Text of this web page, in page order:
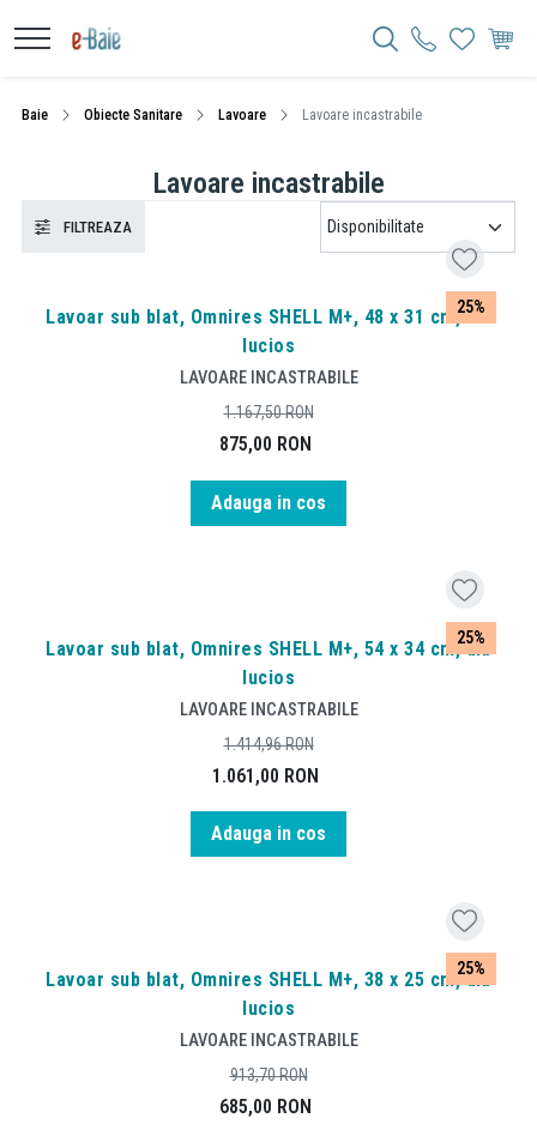
Baie Obiecte Sanitare Lavoare Lavoare incastrabile
Lavoare incastrabile
FILTREAZA
25%
Lavoar sub blat, Omnires SHELL M+, 48 x 31 cm, alb
lucios
LAVOARE INCASTRABILE
875,00 RON
1.167,50RON
Adauga in cos
25%
Lavoar sub blat, Omnires SHELL M+, 54 x 34 cm, alb
lucios
LAVOARE INCASTRABILE
1.061,00 RON
1.414,96RON
Adauga in cos
25%
Lavoar sub blat, Omnires SHELL M+, 38 x 25 cm, alb
lucios
LAVOARE INCASTRABILE
685,00 RON
913,70RON